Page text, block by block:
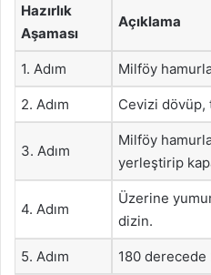
Hazırlık
Aşaması
Açıklama
1. Adım Milföy
2. Adım Cevizi dövüp,
3. Adım
Milföy
yerleştirip
4. Adım
Üzerine
dizin.
5. Adım 180